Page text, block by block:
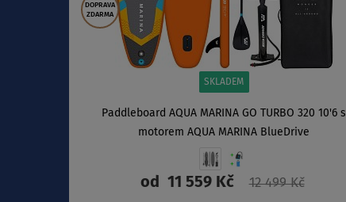
DOPRAVA
ZDARMA
SKLADEM
Paddleboard AQUA MARINA GO TURBO 320 10'6 s
motorem AQUA MARINA BlueDrive
od11 559 Kč 12 499 Kč